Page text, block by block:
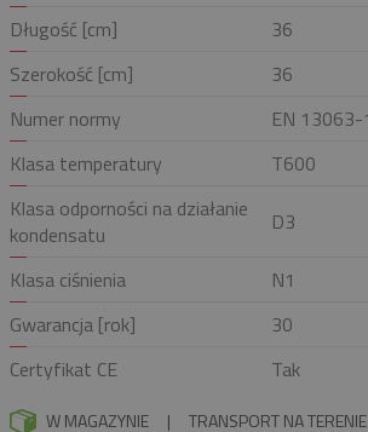
Długość [cm]
36
Szerokość [cm]
36
Numer normy
EN
Klasa temperatury
T600
Klasa odporności na działanie
kondensatu
D3
Klasa ciśnienia
N1
Gwarancja [rok]
30
Certyfikat CE
Tak
W MAGAZYNIE | TRANSPORT NA